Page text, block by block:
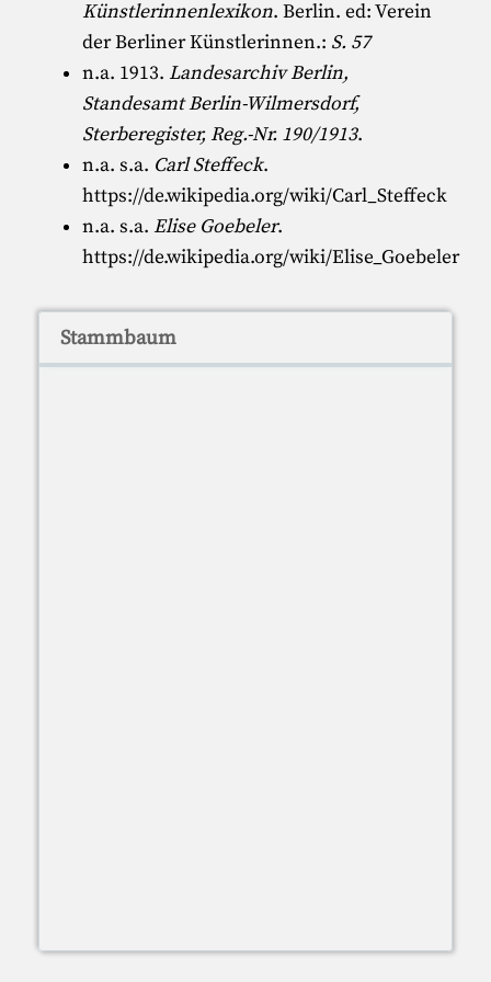
Künstlerinnenlexikon. Berlin. ed:Verein
der Berliner Künstlerinnen.: S. 57
n.a. 1913. Landesarchiv Berlin,
Standesamt Berlin-Wilmersdorf,
Sterberegister, Reg.-Nr. 190/1913.
n.a. s.a. Carl Steffeck.
https://de.wikipedia.org/wiki/Carl_Steffeck
n.a. s.a. Elise Goebeler.
https://de.wikipedia.org/wiki/Elise_Goebeler
Stammbaum